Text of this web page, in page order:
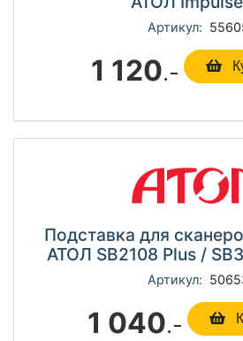
Артикул:
1 120.-
Подставка для
АТОЛ SB2108 Plus /
Артикул:
1 040.-